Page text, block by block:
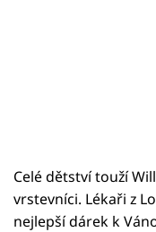
Celé dětství touží
vrstevníci. Lékaři z
nejlepší dárek k